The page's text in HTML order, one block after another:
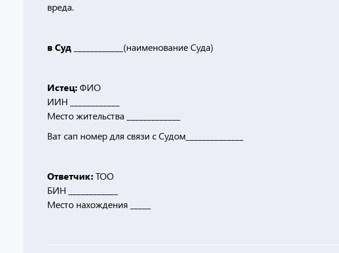
вреда.
в Суд ____________ (наименование Суда)
Истец:ФИО
ИИН ____________
Место жительства _____________
Ват сап номер для связи с Судом______________
Ответчик:ТОО
БИН ____________
Место нахождения _____